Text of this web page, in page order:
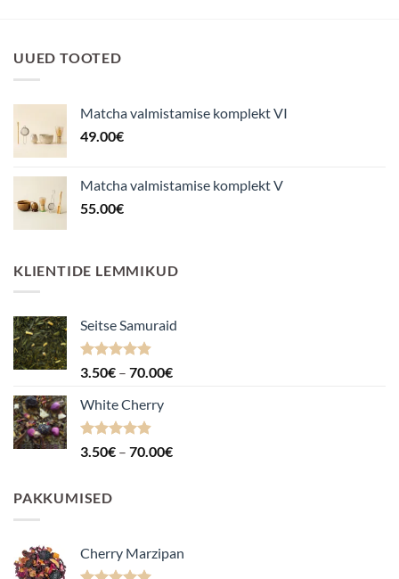
UUED TOOTED
Matcha valmistamise komplekt VI
49.00€
Matcha valmistamise komplekt V
55.00€
KLIENTIDE LEMMIKUD
Seitse Samuraid
Hinnanguga
3.50€ – 70.00€Hinnavahemik:
White Cherry
Hinnanguga
3.50€ – 70.00€Hinnavahemik:
PAKKUMISED
Cherry Marzipan